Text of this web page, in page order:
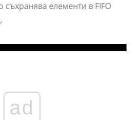
съхранява елементи в FIFO
ad